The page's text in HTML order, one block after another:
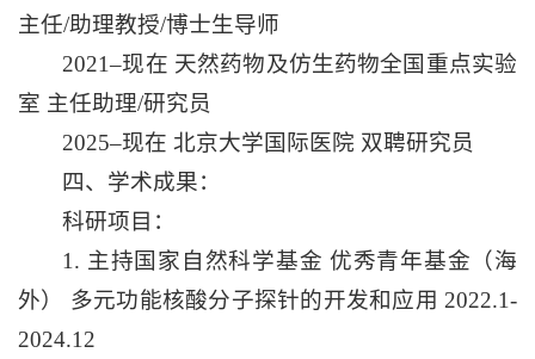
主任/助理教授/博士生导师
2021–现在 天然药物及仿生药物全国重点实验
室 主任助理/研究员
2025–现在 北京大学国际医院 双聘研究员
四、学术成果：
科研项目：
1. 主持国家自然科学基金 优秀青年基金（海
外） 多元功能核酸分子探针的开发和应用 2022.1-
2024.12